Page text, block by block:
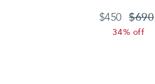
$450 $690
34% off